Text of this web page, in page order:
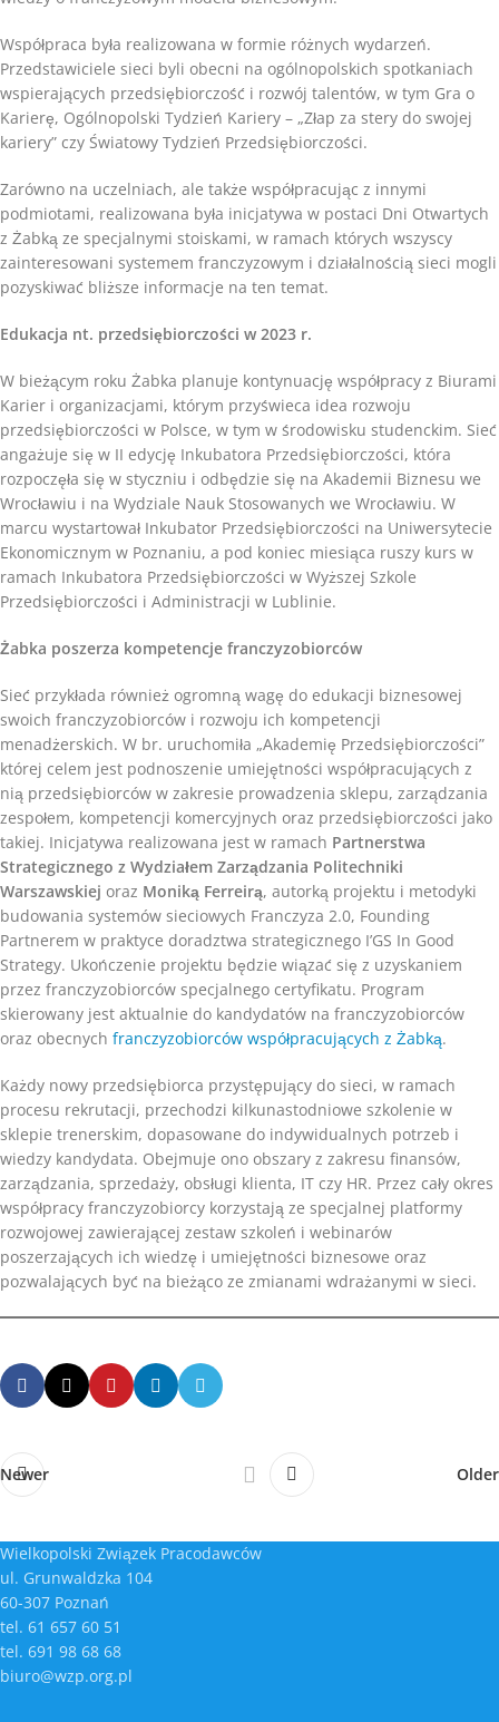
Współpraca była realizowana w formie różnych wydarzeń.
Przedstawiciele sieci byli obecni na ogólnopolskich spotkaniach
wspierających przedsiębiorczość i rozwój talentów, w tym Gra o
Karierę, Ogólnopolski Tydzień Kariery – „Złap za stery do swojej
kariery” czy Światowy Tydzień Przedsiębiorczości.
Zarówno na uczelniach, ale także współpracując z innymi
podmiotami, realizowana była inicjatywa w postaci Dni Otwartych
z Żabką ze specjalnymi stoiskami, w ramach których wszyscy
zainteresowani systemem franczyzowym i działalnością sieci mogli
pozyskiwać bliższe informacje na ten temat.
Edukacja nt. przedsiębiorczości w 2023 r.
W bieżącym roku Żabka planuje kontynuację współpracy z Biurami
Karier i organizacjami, którym przyświeca idea rozwoju
przedsiębiorczości w Polsce, w tym w środowisku studenckim. Sieć
angażuje się w II edycję Inkubatora Przedsiębiorczości, która
rozpoczęła się w styczniu i odbędzie się na Akademii Biznesu we
Wrocławiu i na Wydziale Nauk Stosowanych we Wrocławiu. W
marcu wystartował Inkubator Przedsiębiorczości na Uniwersytecie
Ekonomicznym w Poznaniu, a pod koniec miesiąca ruszy kurs w
ramach Inkubatora Przedsiębiorczości w Wyższej Szkole
Przedsiębiorczości i Administracji w Lublinie.
Żabka poszerza kompetencje franczyzobiorców
Sieć przykłada również ogromną wagę do edukacji biznesowej
swoich franczyzobiorców i rozwoju ich kompetencji
menadżerskich. W br. uruchomiła „Akademię Przedsiębiorczości”
której celem jest podnoszenie umiejętności współpracujących z
nią przedsiębiorców w zakresie prowadzenia sklepu, zarządzania
zespołem, kompetencji komercyjnych oraz przedsiębiorczości jako
takiej. Inicjatywa realizowana jest w ramach Partnerstwa
Strategicznego z Wydziałem Zarządzania Politechniki
Warszawskiej oraz Moniką Ferreirą, autorką projektu i metodyki
budowania systemów sieciowych Franczyza 2.0, Founding
Partnerem w praktyce doradztwa strategicznego I’GS In Good
Strategy. Ukończenie projektu będzie wiązać się z uzyskaniem
przez franczyzobiorców specjalnego certyfikatu. Program
skierowany jest aktualnie do kandydatów na franczyzobiorców
oraz obecnych franczyzobiorców współpracujących z Żabką.
Każdy nowy przedsiębiorca przystępujący do sieci, w ramach
procesu rekrutacji, przechodzi kilkunastodniowe szkolenie w
sklepie trenerskim, dopasowane do indywidualnych potrzeb i
wiedzy kandydata. Obejmuje ono obszary z zakresu finansów,
zarządzania, sprzedaży, obsługi klienta, IT czy HR. Przez cały okres
współpracy franczyzobiorcy korzystają ze specjalnej platformy
rozwojowej zawierającej zestaw szkoleń i webinarów
poszerzających ich wiedzę i umiejętności biznesowe oraz
pozwalających być na bieżąco ze zmianami wdrażanymi w sieci.
Newer Older
Wielkopolski Związek Pracodawców
ul. Grunwaldzka 104
60-307 Poznań
tel. 61 657 60 51
tel. 691 98 68 68
biuro@wzp.org.pl